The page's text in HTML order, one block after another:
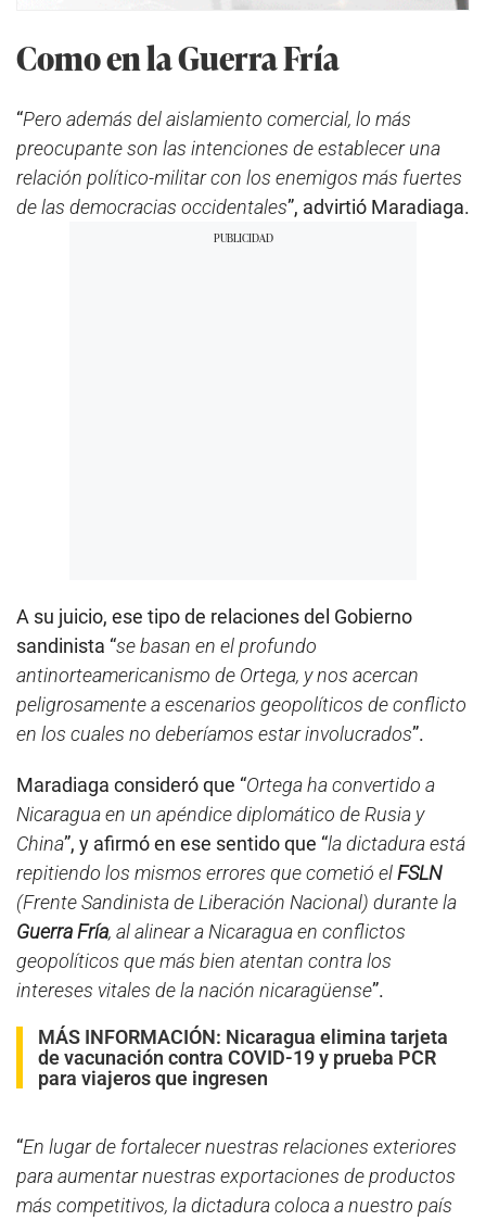
Como en la Guerra Fría
“Pero además del aislamiento comercial, lo más
preocupante son las intenciones de establecer una
relación político-militar con los enemigos más fuertes
de las democracias occidentales”, advirtió Maradiaga.
A su juicio, ese tipo de relaciones del Gobierno
sandinista “se basan en el profundo
antinorteamericanismo de Ortega, y nos acercan
peligrosamente a escenarios geopolíticos de conflicto
en los cuales no deberíamos estar involucrados”.
Maradiaga consideró que “Ortega ha convertido a
Nicaragua en un apéndice diplomático de Rusia y
China”, y afirmó en ese sentido que “la dictadura está
repitiendo los mismos errores que cometió elFSLN
(Frente Sandinista de Liberación Nacional) durante la
Guerra Fría, al alinear a Nicaragua en conflictos
geopolíticos que más bien atentan contra los
intereses vitales de la nación nicaragüense”.
MÁS INFORMACIÓN: Nicaragua elimina tarjeta
de vacunación contra COVID-19 y prueba PCR
para viajeros que ingresen
“En lugar de fortalecer nuestras relaciones exteriores
para aumentar nuestras exportaciones de productos
más competitivos, la dictadura coloca a nuestro país